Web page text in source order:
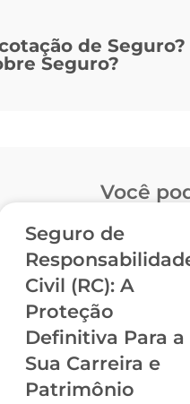
de Seguro?
Seguro?
Você
Seguro de
Civil (RC): A
Proteção
Definitiva Para a
Sua Carreira e
Patrimônio